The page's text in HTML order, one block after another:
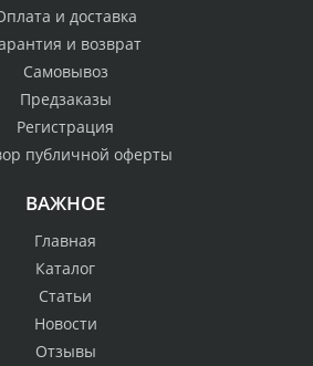
и доставка
и возврат
Самовывоз
Предзаказы
Регистрация
публичной оферты
ВАЖНОЕ
Главная
Каталог
Статьи
Новости
Отзывы